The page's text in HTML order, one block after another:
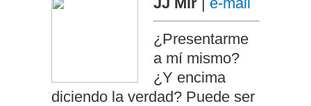
¿Presentarme
a mí mismo?
¿Y encima
diciendo la verdad? Puede ser